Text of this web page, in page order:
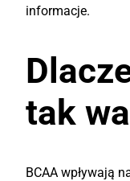
informacje.
tak
BCAA wpływają